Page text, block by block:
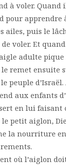
à voler. Quand
pour apprendre
ailes, puis le
voler. Et
adulte
remet ensuite
peuple d’Israël.
aux enfants
en lui faisant
le petit aiglon,
la nourriture
où l’aiglon